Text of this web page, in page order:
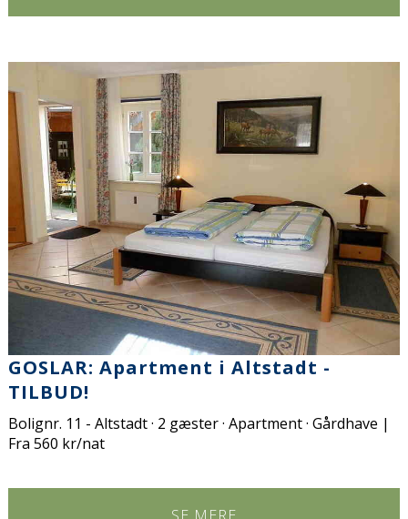
GOSLAR: Apartment i Altstadt -
TILBUD!
Bolignr. 11 - Altstadt · 2 gæster · Apartment · Gårdhave |
Fra 560 kr/nat